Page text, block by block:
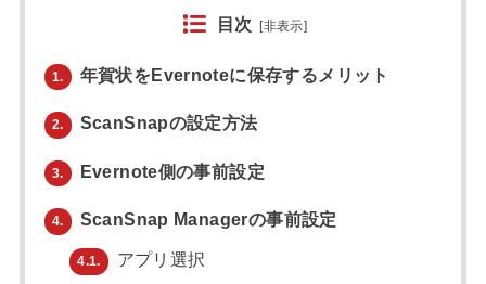
目次 [非表示]
1. 年賀状をEvernoteに保存するメリット
2. ScanSnapの設定方法
3. Evernote側の事前設定
4. ScanSnap Managerの事前設定
4.1. アプリ選択